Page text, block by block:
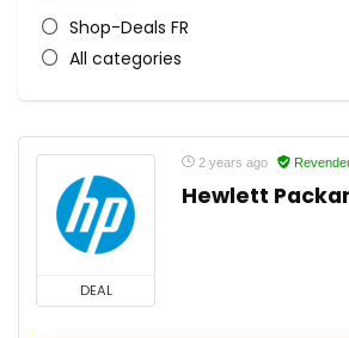
Shop-Deals FR
All categories
DEAL
2 years ago
Hewlett